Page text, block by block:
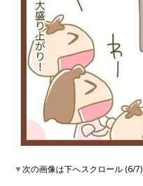
▼次の画像は下へスクロール (6/7)